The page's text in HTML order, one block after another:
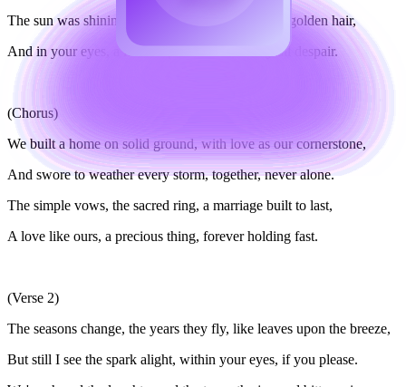
The sun was shining, gold and bright, upon your golden hair,
And in your eyes, a love so pure, chased away all despair.
(Chorus)
We built a home on solid ground, with love as our cornerstone,
And swore to weather every storm, together, never alone.
The simple vows, the sacred ring, a marriage built to last,
A love like ours, a precious thing, forever holding fast.
(Verse 2)
The seasons change, the years they fly, like leaves upon the breeze,
But still I see the spark alight, within your eyes, if you please.